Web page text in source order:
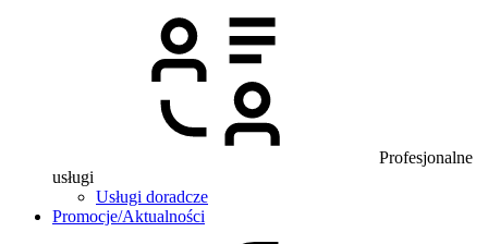
Profesjonalne
usługi
Usługi doradcze
Promocje/Aktualności